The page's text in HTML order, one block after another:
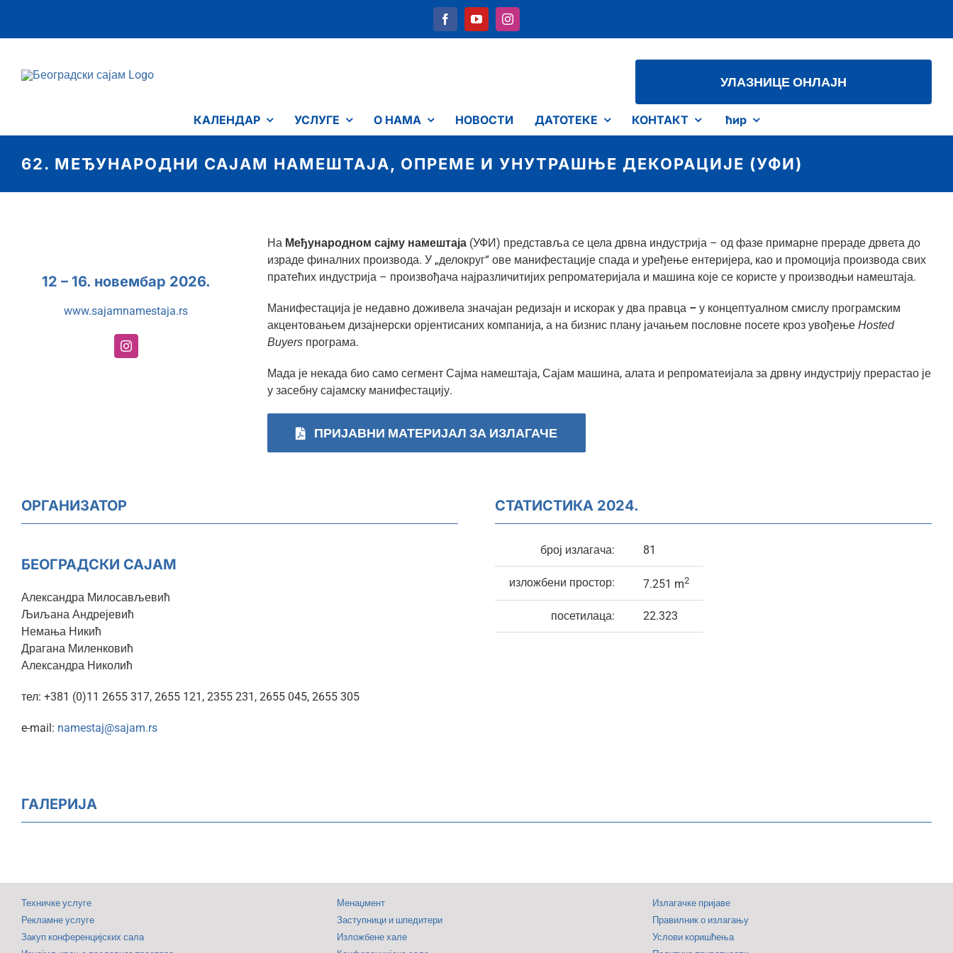
content
УЛАЗНИЦЕ ОНЛАЈН
КАЛЕНДАР УСЛУГЕ О НАМА НОВОСТИ ДАТОТЕКЕ КОНТАКТ ћир
62. МЕЂУНАРОДНИ САЈАМ НАМЕШТАЈА, ОПРЕМЕ И УНУТРАШЊЕ ДЕКОРАЦИЈЕ (УФИ)
12 – 16. новембар 2026.
www.sajamnamestaja.rs
На Међународном сајму намештаја(УФИ) представља се цела дрвна индустрија – од фазе примарне прераде дрвета до
израде финалних производа. У „делокруг“ ове манифестације спада и уређење ентеријера, као и промоција производа свих
пратећих индустрија – произвођача најразличитијих репроматеријала и машина које се користе у производњи намештаја.
Манифестација је недавно доживела значајан редизајн и искорак у два правца – у концептуалном смислу програмским
акцентовањем дизајнерски орјентисаних компанија, а на бизнис плану јачањем пословне посете кроз увођење Hosted
Buyers програма.
Мада је некада био само сегмент Сајма намештаја, Сајам машина, алата и репроматеијала за дрвну индустрију прерастао је
у засебну сајамску манифестацију.
ПРИЈАВНИ МАТЕРИЈАЛ ЗА ИЗЛАГАЧЕ
ОРГАНИЗАТОР
БЕОГРАДСКИ САЈАМ
Александра Милосављевић
Љиљана Андрејевић
Немања Никић
Драгана Миленковић
Александра Николић
тел: +381 (0)11 2655 317, 2655 121, 2355 231, 2655 045, 2655 305
e-mail: namestaj@sajam.rs
СТАТИСТИКА 2024.
број излагача: 81
изложбени простор: 7.251 m2
посетилаца: 22.323
ГАЛЕРИЈА
Техничке услуге
Рекламне услуге
Закуп конференцијских сала
Менаџмент
Заступници и шпедитери
Изложбене хале
Излагачке пријаве
Правилник о излагању
Услови коришћења